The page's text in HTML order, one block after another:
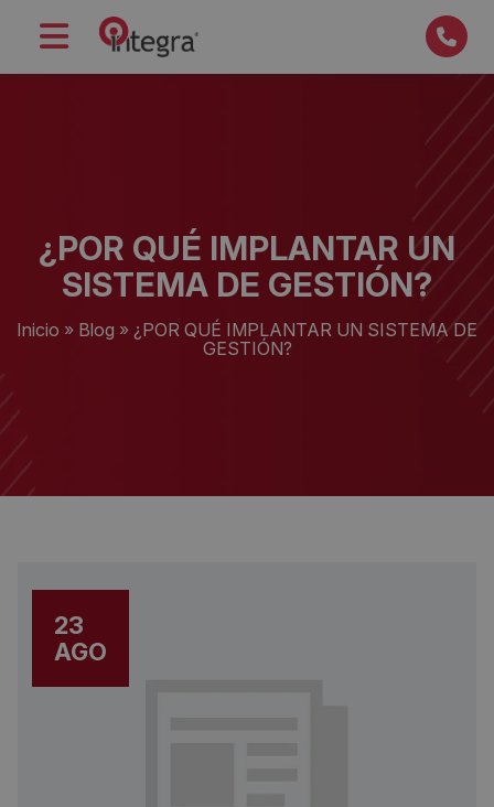
¿POR QUÉ IMPLANTAR UN
SISTEMA DE GESTIÓN?
Inicio » Blog » ¿POR QUÉ IMPLANTAR UN SISTEMA DE
GESTIÓN?
23
AGO